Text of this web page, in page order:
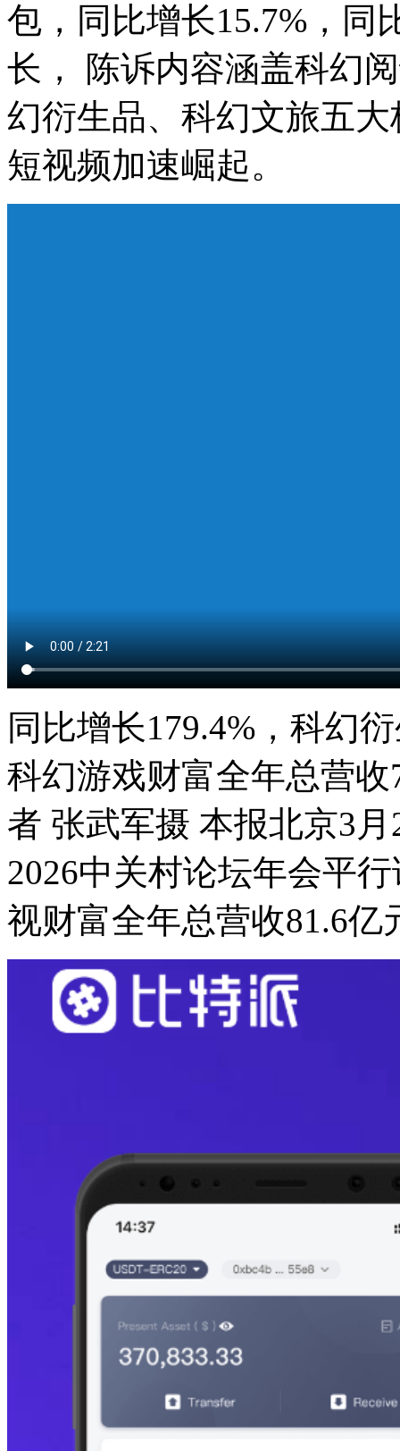
包，同比增长15.7%，同
长， 陈诉内容涵盖科幻
幻衍生品、科幻文旅五
短视频加速崛起。
同比增长179.4%，科幻
科幻游戏财富全年总营
者 张武军摄 本报北京3
2026中关村论坛年会平
视财富全年总营收81.6亿